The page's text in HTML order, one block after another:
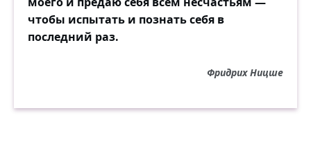
чтобы испытать и познать себя в
последний раз.
Фридрих Ницше